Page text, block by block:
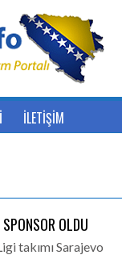
İLETİŞİM
OLDU
takımı Sarajevo